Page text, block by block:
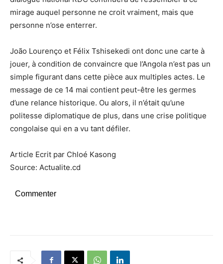
mirage auquel personne ne croit vraiment, mais que
personne n’ose enterrer.
João Lourenço et Félix Tshisekedi ont donc une carte à
jouer, à condition de convaincre que l’Angola n’est pas un
simple figurant dans cette pièce aux multiples actes. Le
message de ce 14 mai contient peut-être les germes
d’une relance historique. Ou alors, il n’était qu’une
politesse diplomatique de plus, dans une crise politique
congolaise qui en a vu tant défiler.
Article Ecrit par Chloé Kasong
Source: Actualite.cd
Commenter